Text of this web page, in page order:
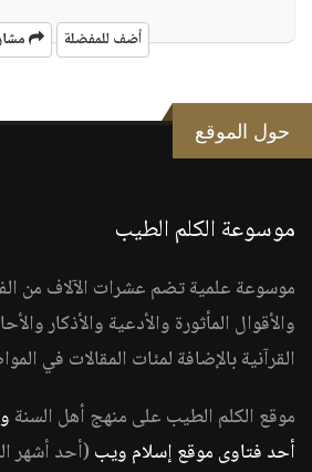
أضف للمفضلة
حول الموقع
موسوعة الكلم الطيب
موسوعة علمية تضم عشرات الآلاف من
والأقوال المأثورة والأدعية والأذكار
القرآنية بالإضافة لمئات المقالات في
موقع الكلم الطيب على منهج أهل السنة
أحد فتاوى موقع إسلام ويب (أحد أشهر